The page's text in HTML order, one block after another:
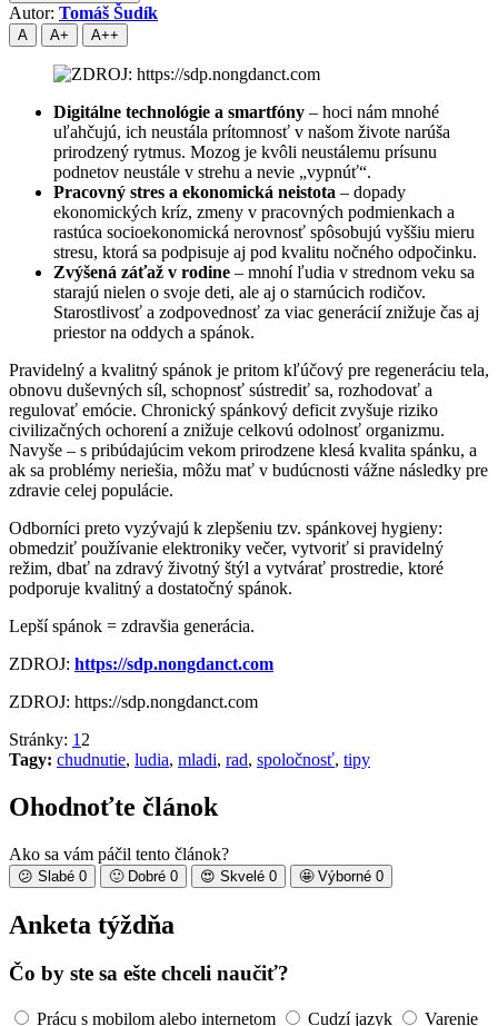
Autor: Tomáš Šudík
A A+ A++
Digitálne technológie a smartfóny – hoci nám mnohé
uľahčujú, ich neustála prítomnosť v našom živote narúša
prirodzený rytmus. Mozog je kvôli neustálemu prísunu
podnetov neustále v strehu a nevie „vypnúť“.
Pracovný stres a ekonomická neistota – dopady
ekonomických kríz, zmeny v pracovných podmienkach a
rastúca socioekonomická nerovnosť spôsobujú vyššiu mieru
stresu, ktorá sa podpisuje aj pod kvalitu nočného odpočinku.
Zvýšená záťaž v rodine – mnohí ľudia v strednom veku sa
starajú nielen o svoje deti, ale aj o starnúcich rodičov.
Starostlivosť a zodpovednosť za viac generácií znižuje čas aj
priestor na oddych a spánok.
Pravidelný a kvalitný spánok je pritom kľúčový pre regeneráciu tela,
obnovu duševných síl, schopnosť sústrediť sa, rozhodovať a
regulovať emócie. Chronický spánkový deficit zvyšuje riziko
civilizačných ochorení a znižuje celkovú odolnosť organizmu.
Navyše – s pribúdajúcim vekom prirodzene klesá kvalita spánku, a
ak sa problémy neriešia, môžu mať v budúcnosti vážne následky pre
zdravie celej populácie.
Odborníci preto vyzývajú k zlepšeniu tzv. spánkovej hygieny:
obmedziť používanie elektroniky večer, vytvoriť si pravidelný
režim, dbať na zdravý životný štýl a vytvárať prostredie, ktoré
podporuje kvalitný a dostatočný spánok.
Lepší spánok = zdravšia generácia.
ZDROJ: https://sdp.nongdanct.com
ZDROJ: https://sdp.nongdanct.com
Stránky: 1 2
Tagy: chudnutie, ludia, mladi, rad, spoločnosť, tipy
Ohodnoťte článok
Ako sa vám páčil tento článok?
😕 Slabé 0 🙂 Dobré 0 😍 Skvelé 0 🤩 Výborné 0
Anketa týždňa
Čo by ste sa ešte chceli naučiť?
Prácu s mobilom alebo internetom Cudzí jazyk Varenie